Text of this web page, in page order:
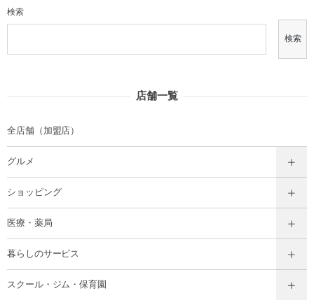
検索
検索
店舗一覧
全店舗（加盟店）
グルメ
ショッピング
医療・薬局
暮らしのサービス
スクール・ジム・保育園